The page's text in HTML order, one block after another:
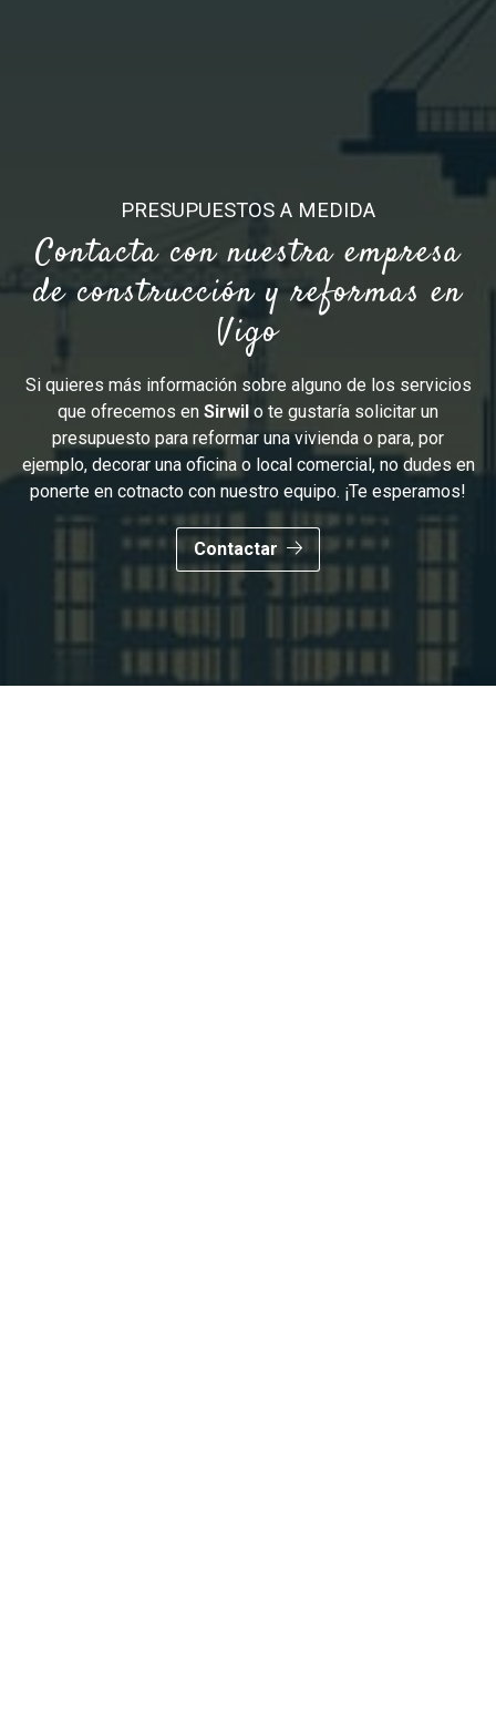
PRESUPUESTOS A MEDIDA
Contacta con nuestra empresa
de construcción y reformas en
Vigo
Si quieres más información sobre alguno de los servicios
que ofrecemos en Sirwil o te gustaría solicitar un
presupuesto para reformar una vivienda o para, por
ejemplo, decorar una oficina o local comercial, no dudes en
ponerte en cotnacto con nuestro equipo. ¡Te esperamos!
Contactar